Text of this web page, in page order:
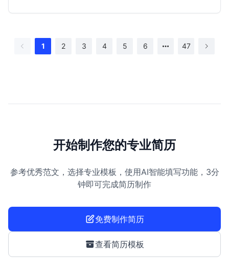
1 2 3 4 5 6 47
开始制作您的专业简历
参考优秀范文，选择专业模板，使用AI智能填写功能，3分
钟即可完成简历制作
免费制作简历
查看简历模板